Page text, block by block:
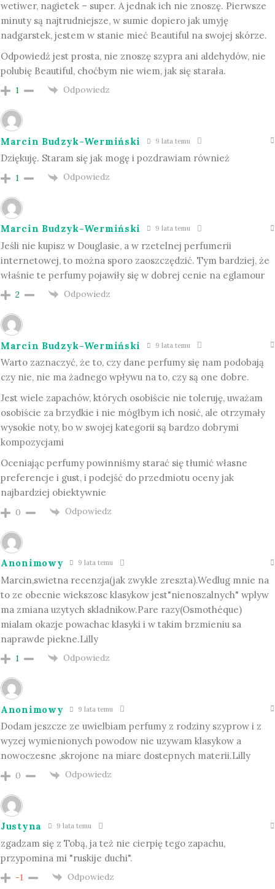
wetiwer, nagietek – super. A jednak ich nie znoszę. Pierwsze
minuty są najtrudniejsze, w sumie dopiero jak umyję
nadgarstek, jestem w stanie mieć Beautiful na swojej skórze.
Odpowiedź jest prosta, nie znoszę szypra ani aldehydów, nie
polubię Beautiful, choćbym nie wiem, jak się starała.
1 Odpowiedz
Marcin Budzyk-Wermiński 9 lata temu
Dziękuję. Staram się jak mogę i pozdrawiam również
1 Odpowiedz
Marcin Budzyk-Wermiński 9 lata temu
Jeśli nie kupisz w Douglasie, a w rzetelnej perfumerii
internetowej, to można sporo zaoszczędzić. Tym bardziej, że
właśnie te perfumy pojawiły się w dobrej cenie na eglamour
2 Odpowiedz
Marcin Budzyk-Wermiński 9 lata temu
Warto zaznaczyć, że to, czy dane perfumy się nam podobają
czy nie, nie ma żadnego wpływu na to, czy są one dobre.
Jest wiele zapachów, których osobiście nie toleruję, uważam
osobiście za brzydkie i nie mógłbym ich nosić, ale otrzymały
wysokie noty, bo w swojej kategorii są bardzo dobrymi
kompozycjami
Oceniając perfumy powinniśmy starać się tłumić własne
preferencje i gust, i podejść do przedmiotu oceny jak
najbardziej obiektywnie
0 Odpowiedz
Anonimowy 9 lata temu
Marcin,swietna recenzja(jak zwykle zreszta).Wedlug mnie na
to ze obecnie wiekszosc klasykow jest"nienoszalnych" wplyw
ma zmiana uzytych skladnikow.Pare razy(Osmothéque)
mialam okazje powachac klasyki i w takim brzmieniu sa
naprawde piekne.Lilly
1 Odpowiedz
Anonimowy 9 lata temu
Dodam jeszcze ze uwielbiam perfumy z rodziny szyprow i z
wyzej wymienionych powodow nie uzywam klasykow a
nowoczesne ,skrojone na miare dostepnych materii.Lilly
0 Odpowiedz
Justyna 9 lata temu
zgadzam się z Tobą, ja też nie cierpię tego zapachu,
przypomina mi "ruskije duchi".
-1 Odpowiedz